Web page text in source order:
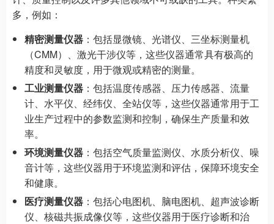
多，例如：
精密测量仪器 ：包括显微镜、光谱仪、三坐标测量机
（CMM）、激光干涉仪等，这些仪器通常具有极高的
精度和灵敏度，用于微观或精密的测量。
工业测量仪器 ：包括温度传感器、压力传感器、流量
计、水平仪、经纬仪、全站仪等，这些仪器通常用于工
业生产过程中的参数监测和控制，确保生产质量和效
率。
环境测量仪器 ：包括空气质量监测仪、水质分析仪、噪
音计等，这些仪器用于环境监测和评估，保障环境安全
和健康。
医疗测量仪器 ：包括心电图机、脑电图机、超声波诊断
仪、核磁共振成像仪等，这些仪器用于医疗诊断和治